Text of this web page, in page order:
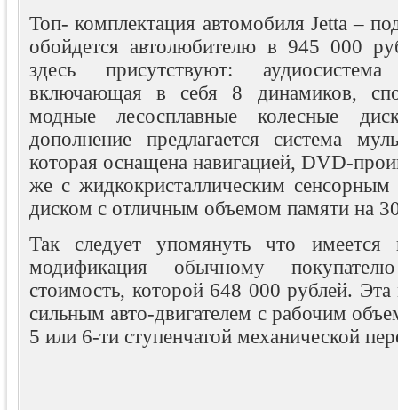
Топ- комплектация автомобиля Jetta –
обойдется автолюбителю в 945 000
здесь присутствуют:
включающая в себя 8 динамиков,
модные лесосплавные колесные
дополнение предлагается система
которая оснащена навигацией, DVD-
же с жидкокристаллическим
диском с отличным объемом памяти на
Так следует упомянуть что имеется
модификация обычному
стоимость, которой 648 000 рублей.
сильным авто-двигателем с рабочим
5 или 6-ти ступенчатой механической